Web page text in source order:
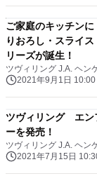
ご家庭のキッチン
りおろし・スライ
リーズが誕生！
ツヴィリング J.A. ヘン
2021年9月1日 10:00
ツヴィリング エン
ーを発売！
ツヴィリング J.A. ヘ
2021年7月15日